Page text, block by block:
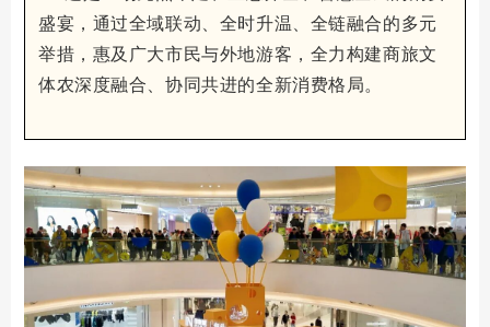
盛宴，通过全域联动、全时升温、全链融合的多元
举措，惠及广大市民与外地游客，全力构建商旅文
体农深度融合、协同共进的全新消费格局。